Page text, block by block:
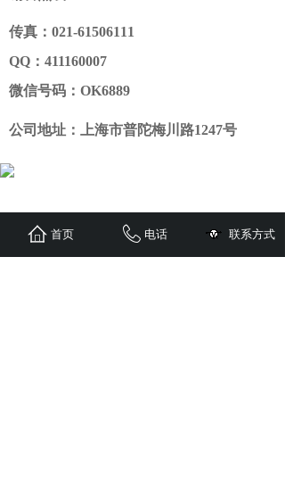
传真：021-61506111
QQ：411160007
微信号码：OK6889
公司地址：上海市普陀梅川路1247号
首页 电话 联系方式